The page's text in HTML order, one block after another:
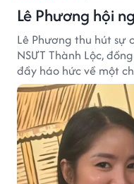
Lê Phương hội
Lê Phương thu hút sự
NSƯT Thành Lộc,
đầy háo hức về một